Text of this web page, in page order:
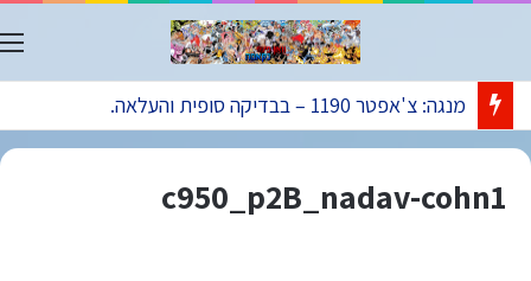
מנגה: צ'אפטר 1190 – בבדיקה סופית והעלאה.
c950_p2B_nadav-cohn1